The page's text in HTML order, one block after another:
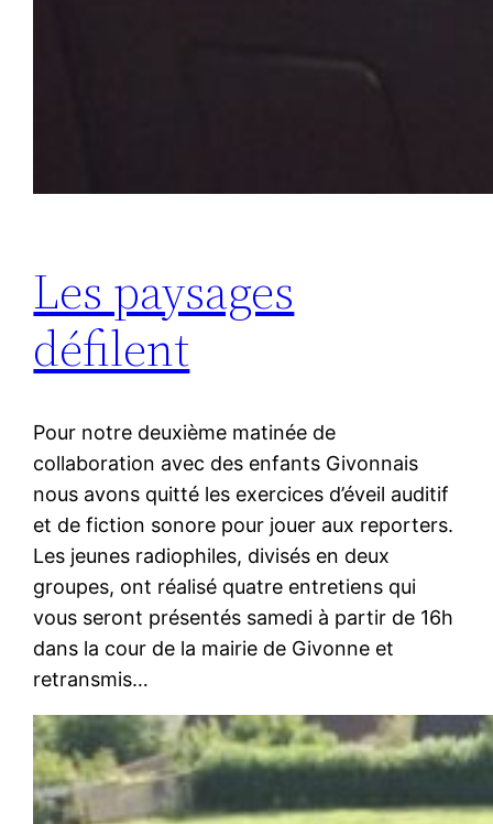
Les paysages
défilent
Pour notre deuxième matinée de
collaboration avec des enfants Givonnais
nous avons quitté les exercices d’éveil auditif
et de fiction sonore pour jouer aux reporters.
Les jeunes radiophiles, divisés en deux
groupes, ont réalisé quatre entretiens qui
vous seront présentés samedi à partir de 16h
dans la cour de la mairie de Givonne et
retransmis…